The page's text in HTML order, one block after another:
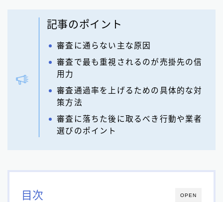
記事のポイント
審査に通らない主な原因
審査で最も重視されるのが売掛先の信
用力
審査通過率を上げるための具体的な対
策方法
審査に落ちた後に取るべき行動や業者
選びのポイント
OPEN
目次